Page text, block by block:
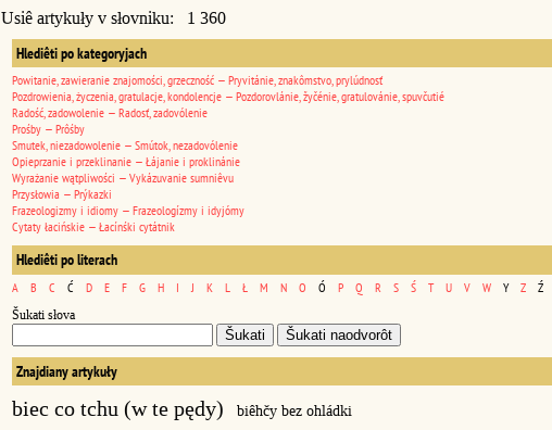
Usiê artykuły v słovniku: 1 360
Hlediêti po kategoryjach
Powitanie, zawieranie znajomości, grzeczność — Pryvitánie, znakômstvo, prylúdnosť
Pozdrowienia, życzenia, gratulacje, kondolencje — Pozdorovlánie, žyčénie, gratulovánie, spuvčutié
Radość, zadowolenie — Radosť, zadovólenie
Prośby — Prôśby
Smutek, niezadowolenie — Smútok, nezadovólenie
Opieprzanie i przeklinanie — Łájanie i proklinánie
Wyrażanie wątpliwości — Vykázuvanie sumniêvu
Przysłowia — Prýkazki
Frazeologizmy i idiomy — Frazeologízmy i idyjómy
Cytaty łacińskie — Łacínśki cytátnik
Hlediêti po literach
A B C Ć D E F G H I J K L Ł M N O Ó P Q R S Ś T U V W Y Z Ź
Šukati słova
Znajdiany artykuły
biec co tchu (w te pędy) biêhčy bez ohládki